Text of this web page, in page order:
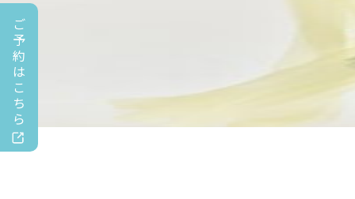
ご
予
約
は
こ
ち
ら